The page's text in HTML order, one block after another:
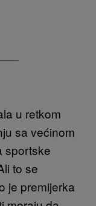
u retkom
sa većinom
sportske
to se
je premijerka